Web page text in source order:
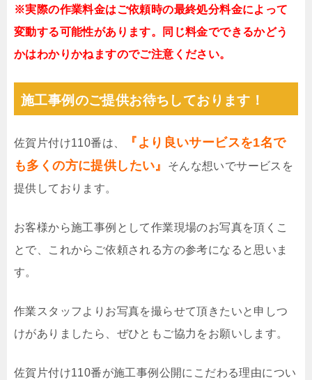
※実際の作業料金はご依頼時の最終処分料金によって
変動する可能性があります。同じ料金でできるかどう
かはわかりかねますのでご注意ください。
施工事例のご提供お待ちしております！
佐賀片付け110番は、
『より良いサービスを1名で
も多くの方に提供したい』
そんな想いでサービスを
提供しております。
お客様から施工事例として作業現場のお写真を頂くこ
とで、これからご依頼される方の参考になると思いま
す。
作業スタッフよりお写真を撮らせて頂きたいと申しつ
けがありましたら、ぜひともご協力をお願いします。
佐賀片付け110番が施工事例公開にこだわる理由につい